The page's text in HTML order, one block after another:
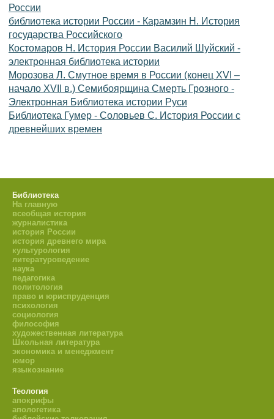
России
библиотека истории России - Карамзин Н. История
государства Российского
Костомаров Н. История России Василий Шуйский -
электронная библиотека истории
Морозова Л. Смутное время в России (конец XVI –
начало XVII в.) Семибоярщина Смерть Грозного -
Электронная Библиотека истории Руси
Библиотека Гумер - Соловьев С. История России с
древнейших времен
Библиотека
На главную
всеобщая история
журналистика
история России
история древнего мира
культурология
литературоведение
наука
педагогика
политология
право и юриспруденция
психология
социология
философия
художественная литература
Школьная литература
экономика и менеджмент
юмор
языкознание
Теология
апокрифы
апологетика